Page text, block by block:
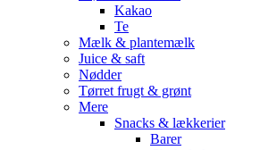
Kakao
Te
Mælk & plantemælk
Juice & saft
Nødder
Tørret frugt & grønt
Mere
Snacks & lækkerier
Barer